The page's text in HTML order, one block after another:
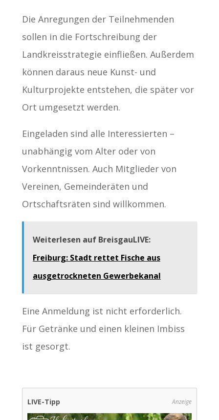
Die Anregungen der Teilnehmenden
sollen in die Fortschreibung der
Landkreisstrategie einfließen. Außerdem
können daraus neue Kunst- und
Kulturprojekte entstehen, die später vor
Ort umgesetzt werden.
Eingeladen sind alle Interessierten –
unabhängig vom Alter oder von
Vorkenntnissen. Auch Mitglieder von
Vereinen, Gemeinderäten und
Ortschaftsräten sind willkommen.
Weiterlesen auf BreisgauLIVE:
Freiburg: Stadt rettet Fische aus
ausgetrockneten Gewerbekanal
Eine Anmeldung ist nicht erforderlich.
Für Getränke und einen kleinen Imbiss
ist gesorgt.
LIVE-Tipp Anzeige